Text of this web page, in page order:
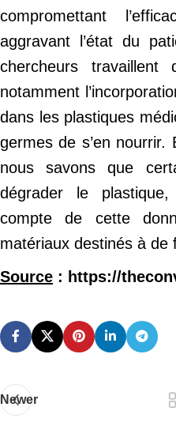
compromettant
aggravant l’état du
chercheurs
notamment
dans les plastiques
germes de s’en
nous savons que
dégrader le
compte de cette
matériaux destinés à de
Source : https://
Newer